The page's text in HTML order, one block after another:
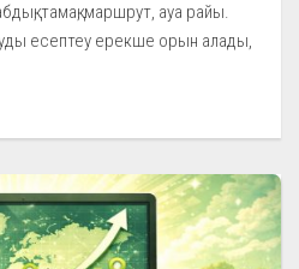
тамақ, маршрут, ауа райы.
есептеу ерекше орын алады,